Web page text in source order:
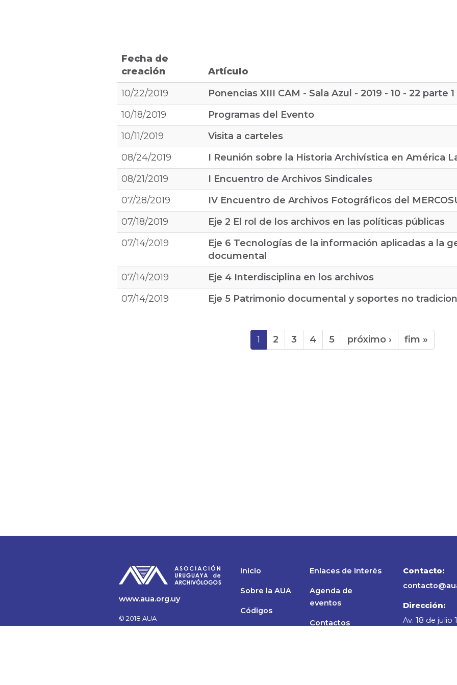
Fecha de
creación
Artículo
10/22/2019
Ponencias XIII CAM - Sala Azul - 2019 - 10 - 22 parte 1
10/18/2019
Programas del Evento
10/11/2019
Visita a carteles
08/24/2019
I Reunión sobre la Historia Archivística en América
08/21/2019
I Encuentro de Archivos Sindicales
07/28/2019
IV Encuentro de Archivos Fotográficos del
07/18/2019
Eje 2 El rol de los archivos en las políticas públicas
07/14/2019
Eje 6 Tecnologías de la información aplicadas a la
documental
07/14/2019
Eje 4 Interdisciplina en los archivos
07/14/2019
Eje 5 Patrimonio documental y soportes no
1 2 3 4 5 próximo › fim »
www.aua.org.uy
© 2018 AUA
Inicio
Sobre la AUA
Códigos
Enlaces de interés
Agenda de
eventos
Contactos
Contacto:
Dirección:
Av. 18 de julio